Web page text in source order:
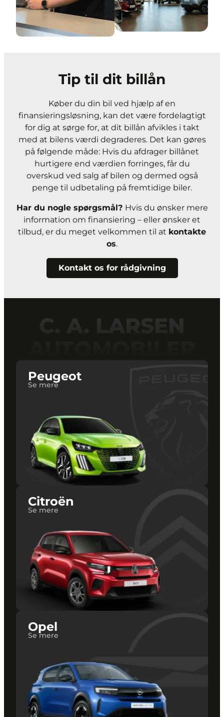
Tip til dit billån
Køber du din bil ved hjælp af en
finansieringsløsning, kan det være fordelagtigt
for dig at sørge for, at dit billån afvikles i takt
med at bilens værdi degraderes. Det kan gøres
på følgende måde: Hvis du afdrager billånet
hurtigere end værdien forringes, får du
overskud ved salg af bilen og dermed også
penge til udbetaling på fremtidige biler.
Har du nogle spørgsmål? Hvis du ønsker mere
information om finansiering – eller ønsker et
tilbud, er du meget velkommen til at kontakte
os.
Kontakt os for rådgivning
C. A. LARSEN
Peugeot
Se mere
Citroën
Se mere
Opel
Se mere